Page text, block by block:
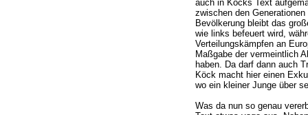
auch in Köcks Text
zwischen den
Bevölkerung bleibt das
wie links befeuert wird,
Verteilungskämpfen an
Maßgabe der vermeintlich
haben. Da darf dann auch
Köck macht hier einen
wo ein kleiner Junge über
Was da nun so genau